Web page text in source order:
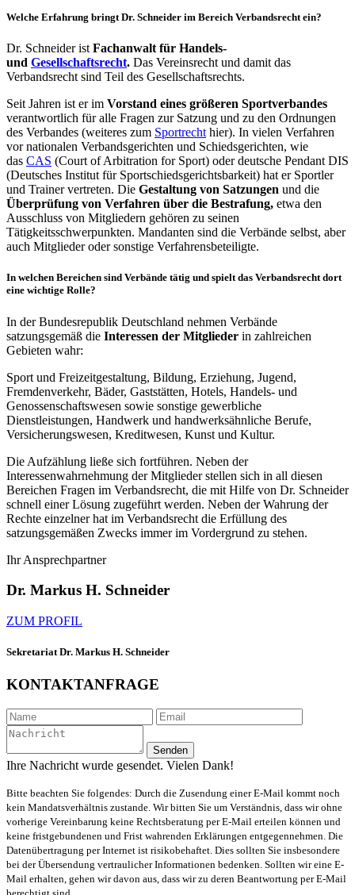
Welche Erfahrung bringt Dr. Schneider im Bereich Verbandsrecht ein?
Dr. Schneider ist Fachanwalt für Handels-
und Gesellschaftsrecht. Das Vereinsrecht und damit das
Verbandsrecht sind Teil des Gesellschaftsrechts.
Seit Jahren ist er im Vorstand eines größeren Sportverbandes
verantwortlich für alle Fragen zur Satzung und zu den Ordnungen
des Verbandes (weiteres zum Sportrecht hier). In vielen Verfahren
vor nationalen Verbandsgerichten und Schiedsgerichten, wie
das CAS (Court of Arbitration for Sport) oder deutsche Pendant DIS
(Deutsches Institut für Sportschiedsgerichtsbarkeit) hat er Sportler
und Trainer vertreten. Die Gestaltung von Satzungen und die
Überprüfung von Verfahren über die Bestrafung, etwa den
Ausschluss von Mitgliedern gehören zu seinen
Tätigkeitsschwerpunkten. Mandanten sind die Verbände selbst, aber
auch Mitglieder oder sonstige Verfahrensbeteiligte.
In welchen Bereichen sind Verbände tätig und spielt das Verbandsrecht dort
eine wichtige Rolle?
In der Bundesrepublik Deutschland nehmen Verbände
satzungsgemäß die Interessen der Mitglieder in zahlreichen
Gebieten wahr:
Sport und Freizeitgestaltung, Bildung, Erziehung, Jugend,
Fremdenverkehr, Bäder, Gaststätten, Hotels, Handels- und
Genossenschaftswesen sowie sonstige gewerbliche
Dienstleistungen, Handwerk und handwerksähnliche Berufe,
Versicherungswesen, Kreditwesen, Kunst und Kultur.
Die Aufzählung ließe sich fortführen. Neben der
Interessenwahrnehmung der Mitglieder stellen sich in all diesen
Bereichen Fragen im Verbandsrecht, die mit Hilfe von Dr. Schneider
schnell einer Lösung zugeführt werden. Neben der Wahrung der
Rechte einzelner hat im Verbandsrecht die Erfüllung des
satzungsgemäßen Zwecks immer im Vordergrund zu stehen.
Ihr Ansprechpartner
Dr. Markus H. Schneider
ZUM PROFIL
Sekretariat Dr. Markus H. Schneider
KONTAKTANFRAGE
Senden
Ihre Nachricht wurde gesendet. Vielen Dank!
Bitte beachten Sie folgendes: Durch die Zusendung einer E-Mail kommt noch
kein Mandatsverhältnis zustande. Wir bitten Sie um Verständnis, dass wir ohne
vorherige Vereinbarung keine Rechtsberatung per E-Mail erteilen können und
keine fristgebundenen und Frist wahrenden Erklärungen entgegennehmen. Die
Datenübertragung per Internet ist risikobehaftet. Dies sollten Sie insbesondere
bei der Übersendung vertraulicher Informationen bedenken. Sollten wir eine E-
Mail erhalten, gehen wir davon aus, dass wir zu deren Beantwortung per E-Mail